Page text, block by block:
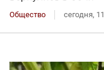
Общество сегодня,